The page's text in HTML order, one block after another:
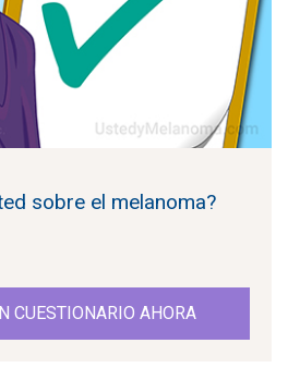
sobre el melanoma?
CUESTIONARIO AHORA